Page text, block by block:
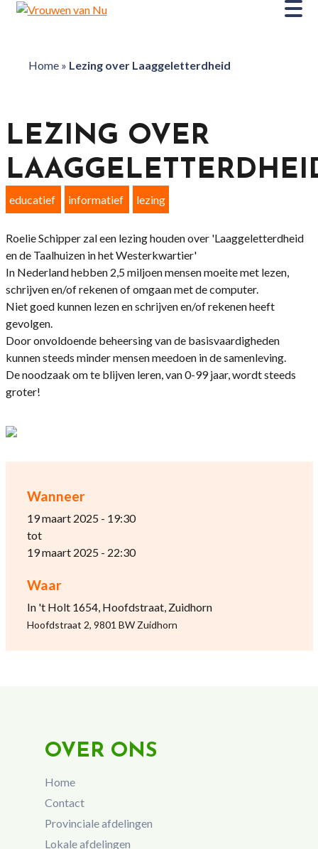
Home» Lezing over Laaggeletterdheid
Wanneer
19 maart 2025 - 19:30
tot
19 maart 2025 - 22:30
Waar
In 't Holt 1654, Hoofdstraat, Zuidhorn
Hoofdstraat 2, 9801 BW Zuidhorn
LEZING OVER
educatief informatief lezing
Roelie Schipper zal een lezing houden over 'Laaggeletterdheid
en de Taalhuizen in het Westerkwartier'
In Nederland hebben 2,5 miljoen mensen moeite met lezen,
schrijven en/of rekenen of omgaan met de computer.
Niet goed kunnen lezen en schrijven en/of rekenen heeft
gevolgen.
Door onvoldoende beheersing van de basisvaardigheden
kunnen steeds minder mensen meedoen in de samenleving.
De noodzaak om te blijven leren, van 0-99 jaar, wordt steeds
groter!
OVER ONS
Home
Contact
Provinciale afdelingen
Lokale afdelingen